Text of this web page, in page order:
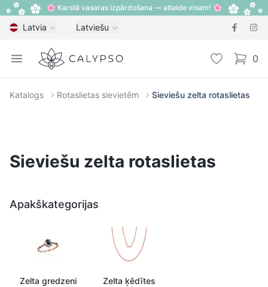
🌸 Karstā vasaras izpārdošana — atlaide visam! 🌸
Latvia Latviešu
Open menu
Calypso Vēlmju 0
items
Katalogs Rotaslietas sievietēm Sieviešu zelta rotaslietas
Sieviešu zelta rotaslietas
Apakškategorijas
Zelta gredzeni
Zelta ķēdītes